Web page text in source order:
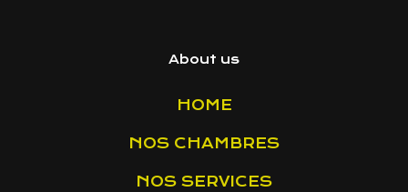
About us
HOME
NOS CHAMBRES
NOS SERVICES